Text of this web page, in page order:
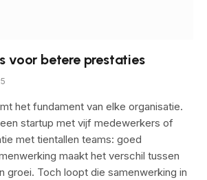
voor betere prestaties
het fundament van elke organisatie.
startup met vijf medewerkers of
met tientallen teams: goed
maakt het verschil tussen
groei. Toch loopt die samenwerking in